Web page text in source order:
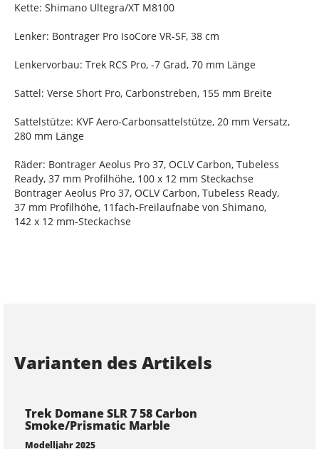
Kette: Shimano Ultegra/XT M8100
Lenker: Bontrager Pro IsoCore VR-SF, 38 cm
Lenkervorbau: Trek RCS Pro, -7 Grad, 70 mm Länge
Sattel: Verse Short Pro, Carbonstreben, 155 mm Breite
Sattelstütze: KVF Aero-Carbonsattelstütze, 20 mm Versatz,
280 mm Länge
Räder: Bontrager Aeolus Pro 37, OCLV Carbon, Tubeless
Ready, 37 mm Profilhöhe, 100 x 12 mm Steckachse
Bontrager Aeolus Pro 37, OCLV Carbon, Tubeless Ready,
37 mm Profilhöhe, 11fach-Freilaufnabe von Shimano,
142 x 12 mm-Steckachse
Varianten des Artikels
Trek Domane SLR 7 58 Carbon
Smoke/Prismatic Marble
Modelljahr 2025